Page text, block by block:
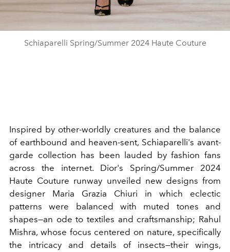
Schiaparelli Spring/Summer 2024 Haute Couture
Inspired by other-worldly creatures and the balance
of earthbound and heaven-sent, Schiaparelli's avant-
garde collection has been lauded by fashion fans
across the internet. Dior's Spring/Summer 2024
Haute Couture runway unveiled new designs from
designer
Maria Grazia Chiuri in which eclectic
patterns were balanced with muted tones and
shapes—an ode to textiles and craftsmanship; Rahul
Mishra, whose focus centered on nature, specifically
the intricacy and details of insects—their wings,